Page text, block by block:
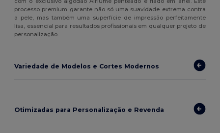
processo premium garante não só uma suavidade extrema contra
a pele, mas também uma superfície de impressão perfeitamente
lisa, essencial para resultados profissionais em qualquer projeto de
personalização.
Variedade de Modelos e Cortes Modernos
Otimizadas para Personalização e Revenda